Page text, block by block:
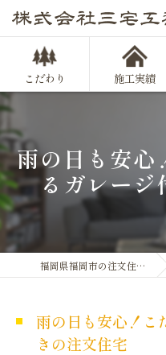
こだわり 施工実績
雨の日も安心
るガレー
福岡県福岡市の注文住宅なら株式会社三宅工務店
雨の日も安心！こ
きの注文住宅